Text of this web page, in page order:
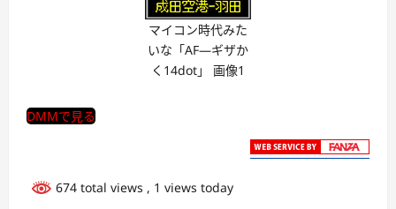
マイコン時代みた
いな「AF―ギザか
く14dot」 画像1
DMMで見る
674 total views , 1 views today